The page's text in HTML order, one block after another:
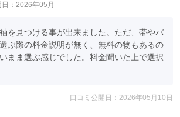
日：2026年05月
を見つける事が出来ました。ただ、帯やバ
ぶ際の料金説明が無く、無料の物もあるの
まま選ぶ感じでした。料金聞いた上で選択
口コミ公開日：2026年05月10日